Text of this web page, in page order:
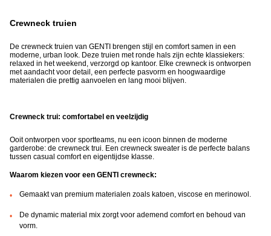
Crewneck truien
De crewneck truien van GENTI brengen stijl en comfort samen in een
moderne, urban look. Deze truien met ronde hals zijn echte klassiekers:
relaxed in het weekend, verzorgd op kantoor. Elke crewneck is ontworpen
met aandacht voor detail, een perfecte pasvorm en hoogwaardige
materialen die prettig aanvoelen en lang mooi blijven.
Crewneck trui: comfortabel en veelzijdig
Ooit ontworpen voor sportteams, nu een icoon binnen de moderne
garderobe: de crewneck trui. Een crewneck sweater is de perfecte balans
tussen casual comfort en eigentijdse klasse.
Waarom kiezen voor een GENTI crewneck:
Gemaakt van premium materialen zoals katoen, viscose en merinowol.
De dynamic material mix zorgt voor ademend comfort en behoud van
vorm.